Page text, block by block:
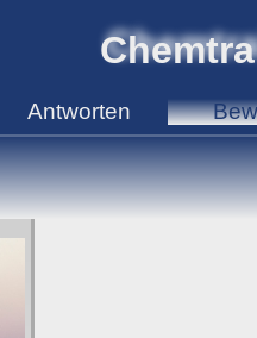
Antworten